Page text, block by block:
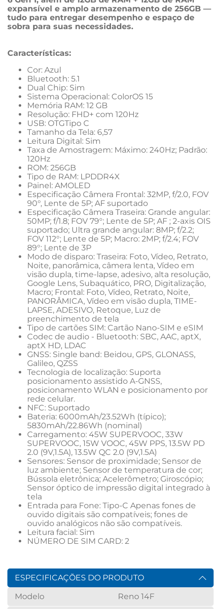
expansível e amplo armazenamento de 256GB —
tudo para entregar desempenho e espaço de
sobra para suas necessidades.
Características:
Cor: Azul
Bluetooth: 5.1
Dual Chip: Sim
Sistema Operacional: ColorOS 15
Memória RAM: 12 GB
Resolução: FHD+ com 120Hz
USB: OTGTipo C
Tamanho da Tela: 6,57
Leitura Digital: Sim
Taxa de Amostragem: Máximo: 240Hz; Padrão:
120Hz
ROM: 256GB
Tipo de RAM: LPDDR4X
Painel: AMOLED
Especificação Câmera Frontal: 32MP, f/2.0, FOV
90°, Lente de 5P; AF suportado
Especificação Câmera Traseira: Grande angular:
50MP; f/1.8; FOV 79°; Lente de 5P; AF ; 2-axis OIS
suportado; Ultra grande angular: 8MP; f/2.2;
FOV 112°; Lente de 5P; Macro: 2MP; f/2.4; FOV
89°; Lente de 3P
Modo de disparo: Traseira: Foto, Vídeo, Retrato,
Noite, panorâmica, câmera lenta, Vídeo em
visão dupla, time-lapse, adesivo, alta resolução,
Google Lens, Subaquático, PRO, Digitalização,
Macro; Frontal: Foto, Vídeo, Retrato, Noite,
PANORÂMICA, Vídeo em visão dupla, TIME-
LAPSE, ADESIVO, Retoque, Luz de
preenchimento de tela
Tipo de cartões SIM: Cartão Nano-SIM e eSIM
Codec de audio - Bluetooth: SBC, AAC, aptX,
aptX HD, LDAC
GNSS: Single band: Beidou, GPS, GLONASS,
Galileo, QZSS
Tecnologia de localização: Suporta
posicionamento assistido A-GNSS,
posicionamento WLAN e posicionamento por
rede celular.
NFC: Suportado
Bateria: 6000mAh/23.52Wh (típico);
5830mAh/22.86Wh (nominal)
Carregamento: 45W SUPERVOOC, 33W
SUPERVOOC, 15W VOOC, 45W PPS, 13.5W PD
2.0 (9V,1.5A), 13.5W QC 2.0 (9V,1.5A)
Sensores: Sensor de proximidade; Sensor de
luz ambiente; Sensor de temperatura de cor;
Bússola eletrônica; Acelerômetro; Giroscópio;
Sensor óptico de impressão digital integrado à
tela
Entrada para Fone: Tipo-C Apenas fones de
ouvido digitais são compatíveis; fones de
ouvido analógicos não são compatíveis.
Leitura facial: Sim
NÚMERO DE SIM CARD: 2
ESPECIFICAÇÕES DO PRODUTO
Modelo
Reno 14F